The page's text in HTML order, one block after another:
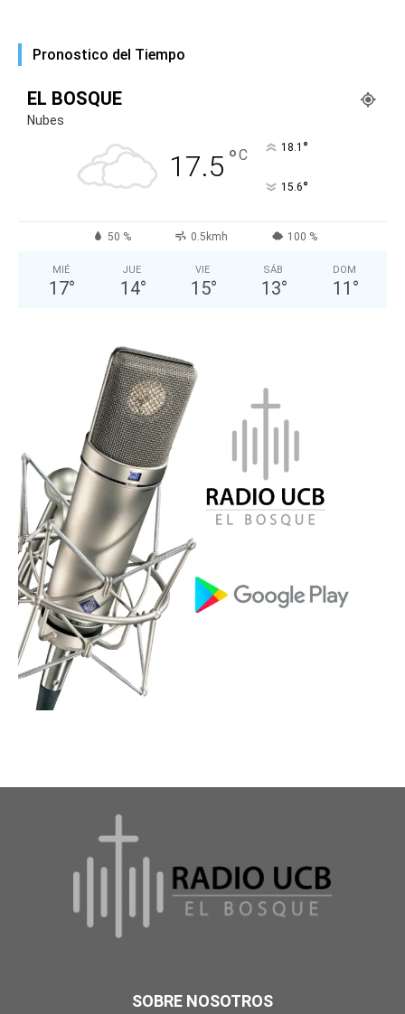
Pronostico del Tiempo
EL BOSQUE
Nubes
17.5 °C 18.1 °
15.6°
50 % 0.5kmh 100 %
MIÉ
17°
JUE
14°
VIE
15°
SÁB
13°
DOM
11 °
SOBRE NOSOTROS